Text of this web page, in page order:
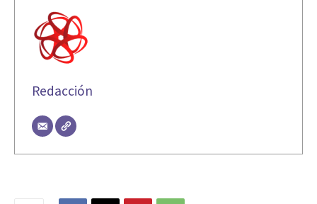
Redacción